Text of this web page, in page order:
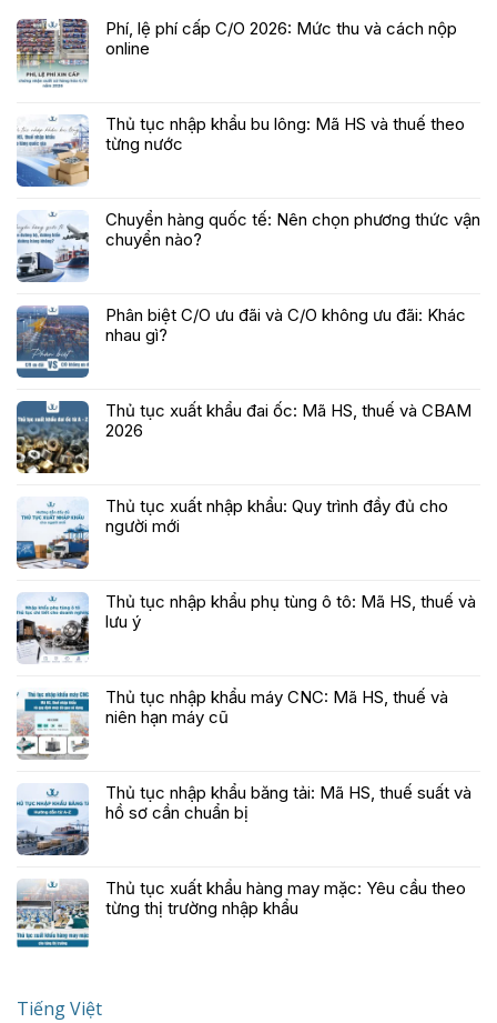
Phí, lệ phí cấp C/O 2026: Mức thu và cách nộp
online
Thủ tục nhập khẩu bu lông: Mã HS và thuế theo
từng nước
Chuyển hàng quốc tế: Nên chọn phương thức vận
chuyển nào?
Phân biệt C/O ưu đãi và C/O không ưu đãi: Khác
nhau gì?
Thủ tục xuất khẩu đai ốc: Mã HS, thuế và CBAM
2026
Thủ tục xuất nhập khẩu: Quy trình đầy đủ cho
người mới
Thủ tục nhập khẩu phụ tùng ô tô: Mã HS, thuế và
lưu ý
Thủ tục nhập khẩu máy CNC: Mã HS, thuế và
niên hạn máy cũ
Thủ tục nhập khẩu băng tải: Mã HS, thuế suất và
hồ sơ cần chuẩn bị
Thủ tục xuất khẩu hàng may mặc: Yêu cầu theo
từng thị trường nhập khẩu
Tiếng Việt